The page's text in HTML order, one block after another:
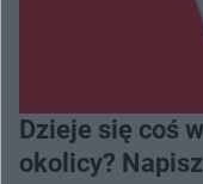
Dzieje się coś
okolicy?